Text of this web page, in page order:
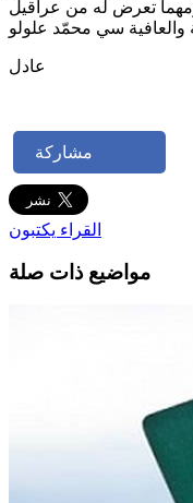
تعرض له من عراقيل
سي محمّد علولو
عادل
مشاركة
القراء يكتبون
مواضيع ذات صلة